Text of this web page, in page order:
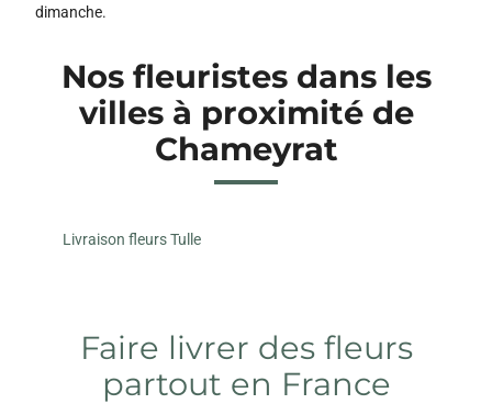
dimanche.
Nos fleuristes dans les
villes à proximité de
Chameyrat
Livraison fleurs Tulle
Faire livrer des fleurs
partout en France